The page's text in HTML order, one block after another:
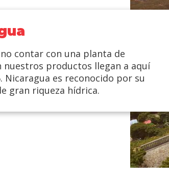
contar con una planta de
nuestros productos llegan a aquí
Nicaragua es reconocido por su
gran riqueza hídrica.